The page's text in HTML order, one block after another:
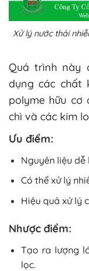
Xử lý nước thải
Quá trình này
dụng các chất
polyme hữu
chì và các kim
Ưu điểm:
Nguyên liệu
Có thể xử lý
Hiệu quả xử lý
Nhược điểm:
Tạo ra lượng
lọc.